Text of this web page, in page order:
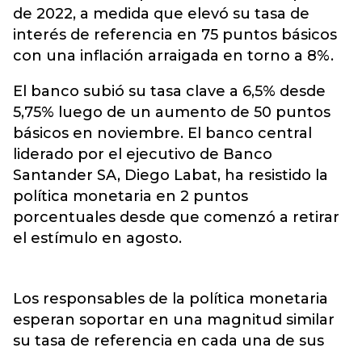
de 2022, a medida que elevó su tasa de
interés de referencia en 75 puntos básicos
con una inflación arraigada en torno a 8%.
El banco subió su tasa clave a 6,5% desde
5,75% luego de un aumento de 50 puntos
básicos en noviembre. El banco central
liderado por el ejecutivo de Banco
Santander SA, Diego Labat, ha resistido la
política monetaria en 2 puntos
porcentuales desde que comenzó a retirar
el estímulo en agosto.
Los responsables de la política monetaria
esperan soportar en una magnitud similar
su tasa de referencia en cada una de sus